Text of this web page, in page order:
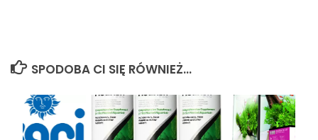
SPODOBA CI SIĘ RÓWNIEŻ...